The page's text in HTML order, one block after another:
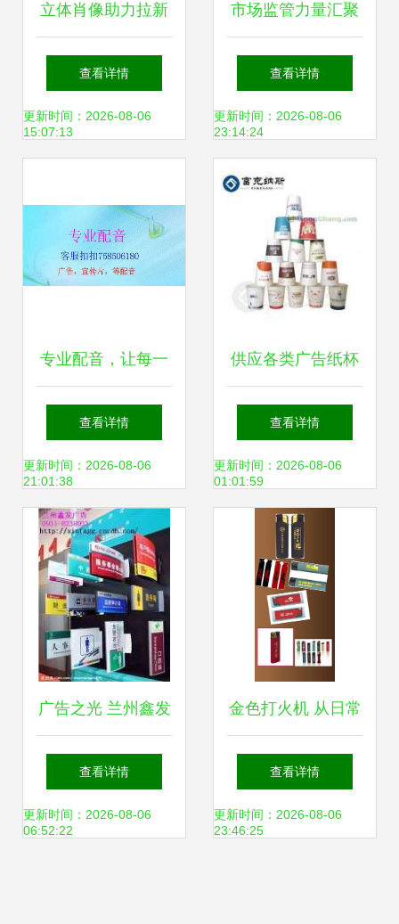
立体肖像助力拉新
激活 腾讯社交广告
新资源定义多场景
查看详情
更新时间：2026-08-06
15:07:13
市场监管力量汇聚
爱心 永州市创新举
措鼓励企业广告助
力疫情防控”，各类
创意传递温暖与责
任
查看详情
更新时间：2026-08-06
23:14:24
专业配音，让每一
段声音都成为品牌
名片
查看详情
更新时间：2026-08-06
21:01:38
供应各类广告纸杯
价格与厂家全解析
——世界工厂网产
品信息库
查看详情
更新时间：2026-08-06
01:01:59
广告之光 兰州鑫发
广告装饰市场部引
领户外广告新风尚
查看详情
更新时间：2026-08-06
06:52:22
金色打火机 从日常
用品到品牌名片
——广告打火机定
查看详情
更新时间：2026-08-06
23:46:25